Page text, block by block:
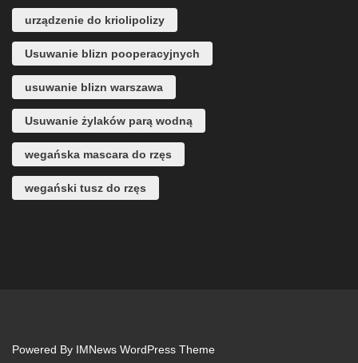
urządzenie do kriolipolizy
Usuwanie blizn pooperacyjnych
usuwanie blizn warszawa
Usuwanie żylaków parą wodną
wegańska mascara do rzęs
wegański tusz do rzęs
Powered By IMNews WordPress Theme